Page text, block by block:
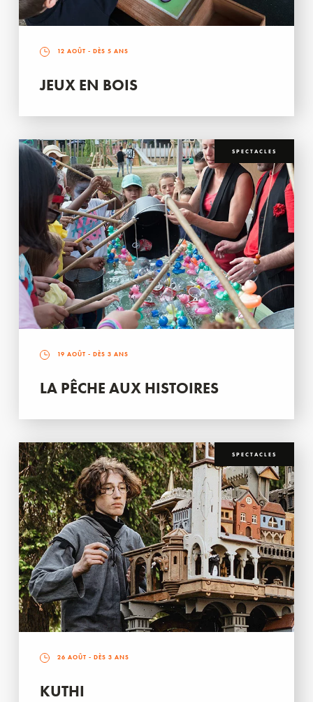
12 AOÛT - DÈS 5 ANS
JEUX EN BOIS
SPECTACLES
19 AOÛT - DÈS 3 ANS
LA PÊCHE AUX HISTOIRES
SPECTACLES
26 AOÛT - DÈS 3 ANS
KUTHI